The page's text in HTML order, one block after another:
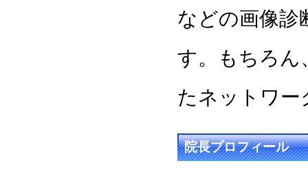
などの画像診
す。もちろん
たネットワー
院長プロフィール